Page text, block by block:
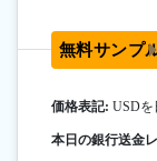
無料サンプ
価格表記: USDを
本日の銀行送金